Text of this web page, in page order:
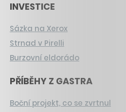
INVESTICE
Sázka na Xerox
Strnad v Pirelli
Burzovní eldorádo
PŘÍBĚHY Z GASTRA
Boční projekt, co se zvrtnul